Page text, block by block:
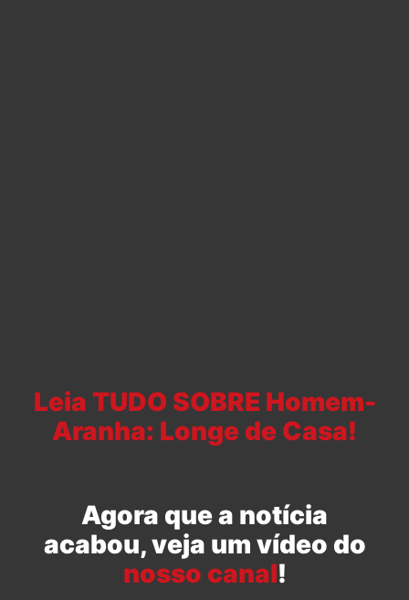
Leia TUDO SOBRE Homem-
Aranha: Longe de Casa!
Agora que a notícia
acabou, veja um vídeo do
nosso canal!